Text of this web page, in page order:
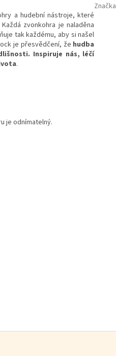
a hudební nástroje, které
zvonkohra je naladěna
tak každému, aby si našel
je přesvědčení, že hudba
Inspiruje nás, léčí
.
je odnímatelný.
Značka